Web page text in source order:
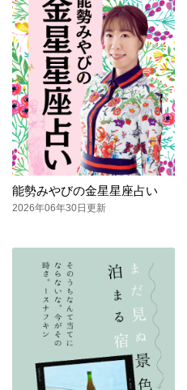
能勢みやびの金星星座占い
2026年06年30日更新